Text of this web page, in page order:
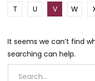
T
U V W
It seems we can’t find
searching can help.